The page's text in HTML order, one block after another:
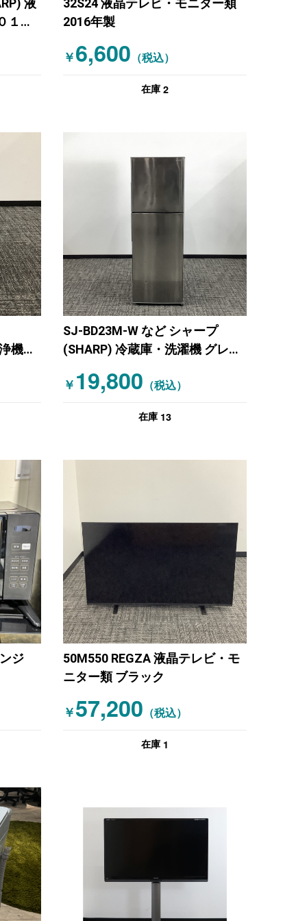
液
１７
32S24 液晶テレビ・モニター類
2016年製
￥6,600 （税込）
在庫 2
機・
SJ-BD23M-W など シャープ
(SHARP) 冷蔵庫・洗濯機 グレー
￥ 19,800 （税込）
在庫 13
ジ
50M550 REGZA 液晶テレビ・モ
ニター類 ブラック
￥57,200 （税込）
在庫 1